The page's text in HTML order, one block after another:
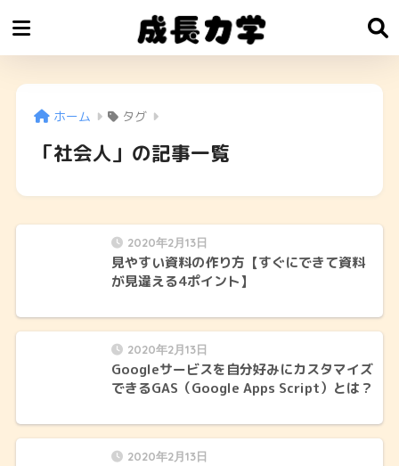
ホーム タグ
「社会人」の記事一覧
2020年2月13日
見やすい資料の作り方【すぐにできて資料
が見違える4ポイント】
2020年2月13日
Googleサービスを自分好みにカスタマイズ
できるGAS（Google Apps Script）とは？
2020年2月13日